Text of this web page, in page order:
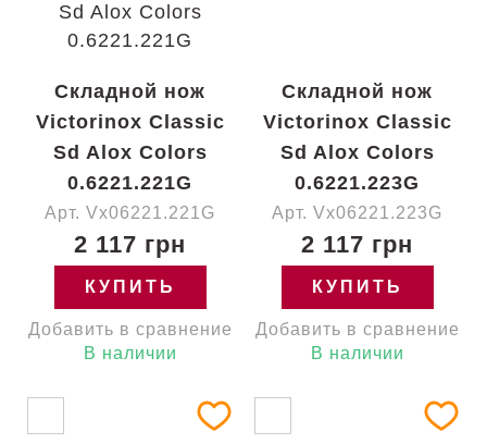
Складной нож
Victorinox Classic
Sd Alox Colors
0.6221.221G
Арт. Vx06221.221G
2 117 грн
КУПИТЬ
Добавить в сравнение
В наличии
Складной нож
Victorinox Classic
Sd Alox Colors
0.6221.223G
Арт. Vx06221.223G
2 117 грн
КУПИТЬ
Добавить в сравнение
В наличии